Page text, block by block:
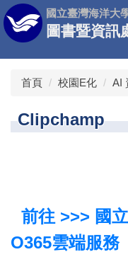
跳
到
主
要
國立臺灣海洋大
圖書暨資訊
首頁 校園E化 AI
Clipchamp
前往 >>> 國
O365雲端服務